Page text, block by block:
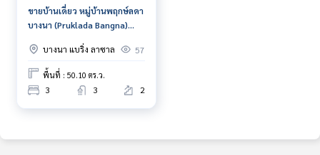
ขายบ้านเดี่ยว หมู่บ้านพฤกษ์ลดา
บางนา (Pruklada Bangna)
บางนา แบริ่ง ลาซาล
57
พื้นที่ : 50.10 ตร.ว.
3 3 2